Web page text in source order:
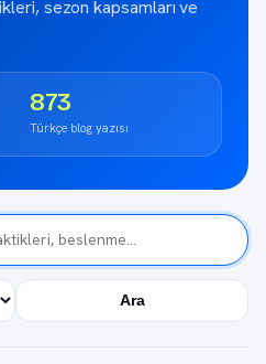
sezon kapsamları ve
873
Türkçe blog yazısı
Ara